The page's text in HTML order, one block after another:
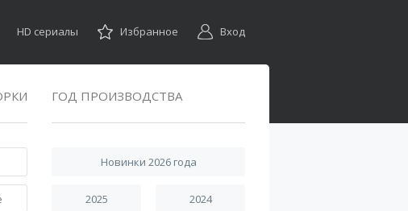
HD сериалы Избранное Вход
ГОД ПРОИЗВОДСТВА
Новинки 2026 года
2025 2024